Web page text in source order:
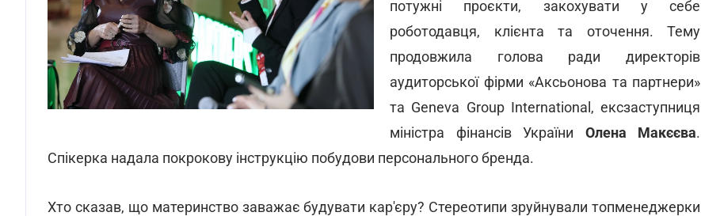
потужні проєкти, закохувати у себе
роботодавця, клієнта та оточення. Тему
продовжила голова ради директорів
аудиторської фірми «Аксьонова та партнери»
та Geneva Group International, ексзаступниця
міністра фінансів України Олена Макєєва.
Спікерка надала покрокову інструкцію побудови персонального бренда.
Хто сказав, що материнство заважає будувати кар'єру? Стереотипи зруйнували топменеджерки